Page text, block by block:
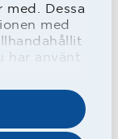
med. Dessa
med
har använt
3 - 0,
Hasse
Ericsson,